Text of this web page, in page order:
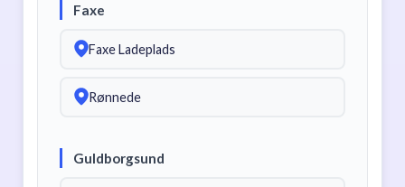
Faxe
Faxe Ladeplads
Rønnede
Guldborgsund